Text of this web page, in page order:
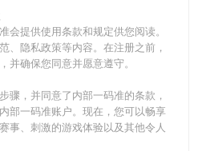
会提供使用条款和规定供您阅读。
、隐私政策等内容。在注册之前，
并确保您同意并愿意遵守。
骤，并同意了内部一码准的条款，
部一码准账户。现在，您可以畅享
事、刺激的游戏体验以及其他令人